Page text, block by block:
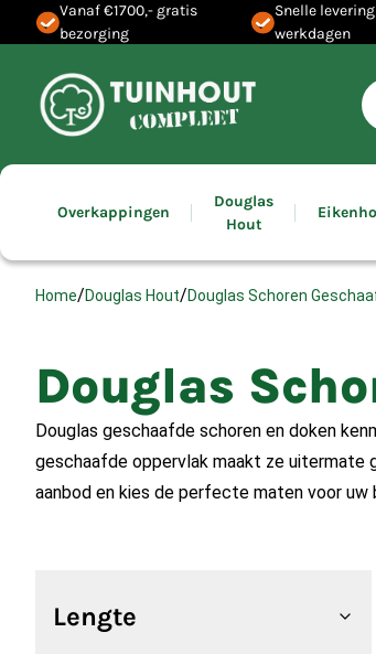
Vanaf €1700,- gratis
bezorging
Snelle
werkdagen
Overkappingen
Douglas
Hout
Home/Douglas Hout/Douglas Schoren
Douglas
Douglas geschaafde schoren en doken
geschaafde oppervlak maakt ze uitermate
aanbod en kies de perfecte maten voor uw
Lengte